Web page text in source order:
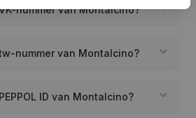
nummer van Montalcino?
nummer van Montalcino?
ID van Montalcino?